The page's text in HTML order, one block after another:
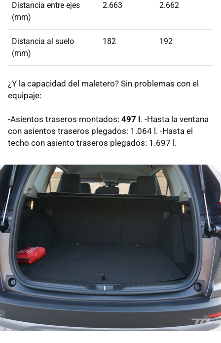
Distancia entre ejes
(mm)
2.663 2.662
Distancia al suelo
(mm)
182 192
¿Y la capacidad del maletero? Sin problemas con el
equipaje:
-Asientos traseros montados: 497 l . -Hasta la ventana
con asientos traseros plegados: 1.064 l. -Hasta el
techo con asiento traseros plegados: 1.697 l.